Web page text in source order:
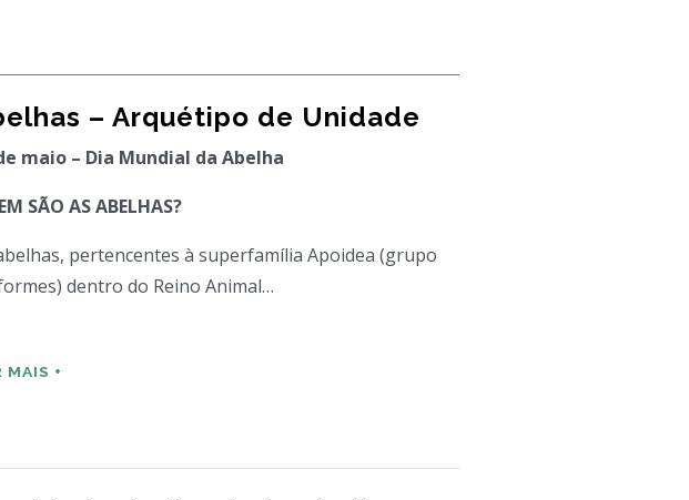
– Arquétipo de Unidade
maio – Dia Mundial da Abelha
SÃO AS ABELHAS?
pertencentes à superfamília Apoidea (grupo
dentro do Reino Animal…
MAIS +